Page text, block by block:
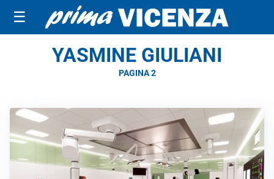
☰
YASMINE GIULIANI
PAGINA 2